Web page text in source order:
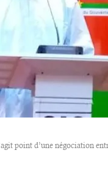
point d’une négociation